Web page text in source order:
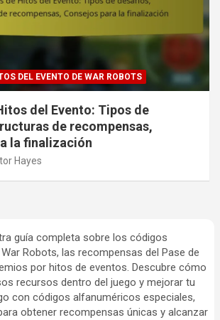
DEL EVENTO DE WAR ROBOTS
del Evento: Tipos de
de recompensas,
la finalización
Hayes
guía completa sobre los códigos
Robots, las recompensas del Pase de
por hitos de eventos. Descubre cómo
recursos dentro del juego y mejorar tu
con códigos alfanuméricos especiales,
obtener recompensas únicas y alcanzar